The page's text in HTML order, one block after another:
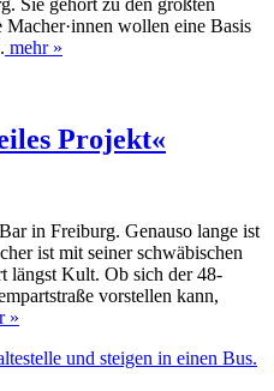
Sie gehört zu den größten
wollen eine Basis
mehr »
Projekt«
in Freiburg. Genauso lange ist
ist mit seiner schwäbischen
längst Kult. Ob sich der 48-
vorstellen kann,
»